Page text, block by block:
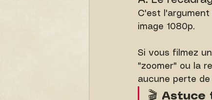
C'est l'argument
image 1080p.
Si vous filmez
"zoomer" ou la
aucune perte
🎬 Astuce